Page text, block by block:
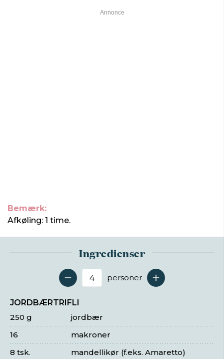
Bemærk:
Afkøling: 1 time.
Ingredienser
Antal serveringer
personer
JORDBÆRTRIFLI
jordbær
250 g
makroner
16
mandellikør (f.eks. Amaretto)
8 tsk.